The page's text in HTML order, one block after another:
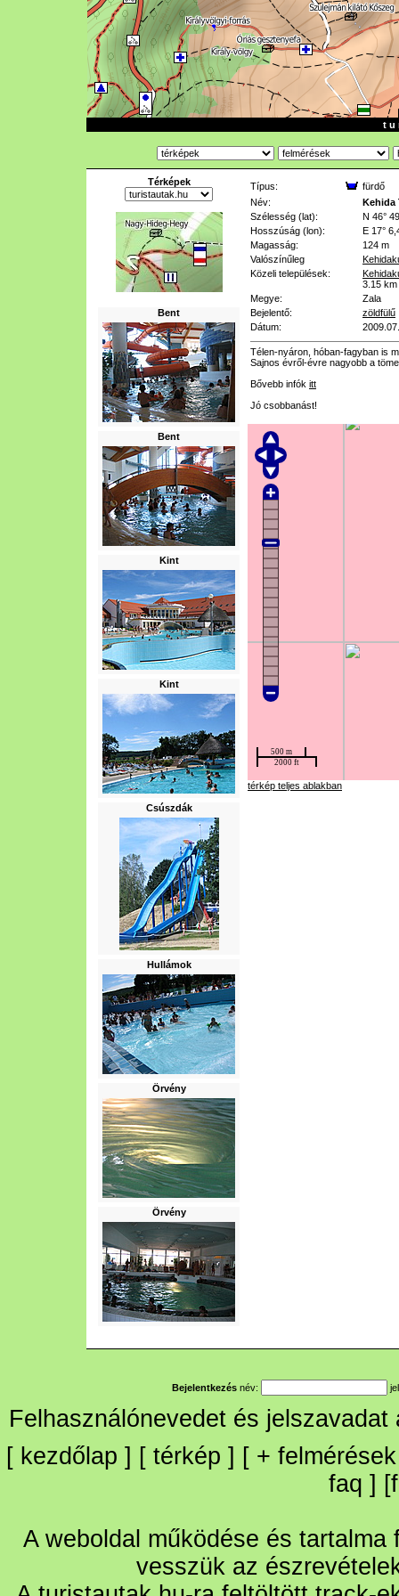
t u
Térképek
Bent
Bent
Kint
Kint
Csúszdák
Hullámok
Örvény
Örvény
Típus:
fürdő
Név:
Kehida
Szélesség (lat):
N 46°
Hosszúság (lon):
E 17°
Magasság:
124 m
Valószínűleg
Közeli települések:
3.15 km
Megye:
Zala
Bejelentő:
zöldfülű
Dátum:
Télen-nyáron, hóban-fagyban is
Sajnos évről-évre nagyobb a
Bővebb infók itt
Jó csobbanást!
térkép teljes ablakban
Bejelentkezés név:
Felhasználónevedet és
[ kezdőlap ] [ térkép ] [ + felmérések
faq ] [
A weboldal működése és
vesszük az